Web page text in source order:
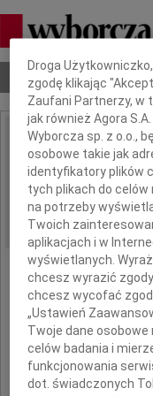
Nekrologi Odeszli
IMIĘ I NAZWISKO:
REGION:
DATA EMISJI:
Dbamy o Twoją
Droga
zgodę klikając
Zaufani Partnerzy, w
jak również Agora
Wyborcza sp. z o.o.,
osobowe takie jak
identyfikatory plików
tych plikach do
na potrzeby
Twoich
aplikacjach i w
wyświetlanych.
chcesz wyrazić
chcesz wycofać
„Ustawień
Twoje dane
celów badania i
funkcjonowania
dot. świadczonych